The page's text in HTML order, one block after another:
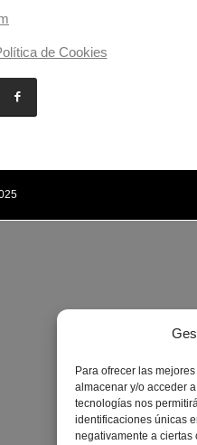
Para ofrecer las
almacenar y/o acceder
tecnologías nos
identificaciones únicas
negativamente a ciertas
de Cookies